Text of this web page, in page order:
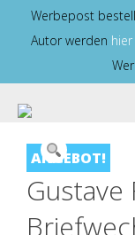
Inhalt
Werbepost
Autor werden
ANGEBOT!
Gustave